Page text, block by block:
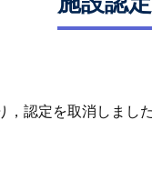
認定を取消しまし